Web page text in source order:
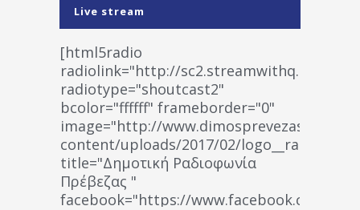
Live stream
[html5radio
radiolink="http://
radiotype="shoutcast2"
bcolor="ffffff" frameborder="0"
image="http://www.dimosprevezas.gr/wp-
content/uploads/2017/02/
title="Δημοτική Ραδιοφωνία
Πρέβεζας "
facebook="https://www.facebook.com/